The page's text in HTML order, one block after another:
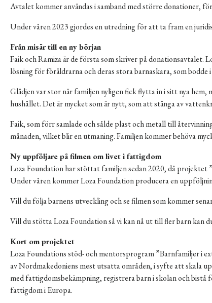
Avtalet kommer användas i samband med större donationer,
Under våren 2023 gjordes en utredning för att ta fram en
Från misär till en ny början
Faik och Ramiza är de första som skriver på
lösning för föräldrarna och deras stora barnaskara, som
Glädjen var stor när familjen nyligen fick flytta in i sitt nya
hushållet. Det är mycket som är nytt, som att stänga av
Faik, som förr samlade och sålde plast och metall till
månaden, vilket blir en utmaning. Familjen kommer behöva
Ny uppföljare på filmen om livet i fattigdom
Loza Foundation har stöttat familjen sedan 2020, då
Under våren kommer Loza Foundation producera en
Vill du följa barnens utveckling och se filmen som kommer
Vill du stötta Loza Foundation så vi kan nå ut till fler barn kan
Kort om projektet
Loza Foundations stöd- och mentorsprogram ”Barnfamiljer i
av Nordmakedoniens mest utsatta områden, i syfte att skala
med fattigdomsbekämpning, registrera barn i skolan och
fattigdom i Europa.